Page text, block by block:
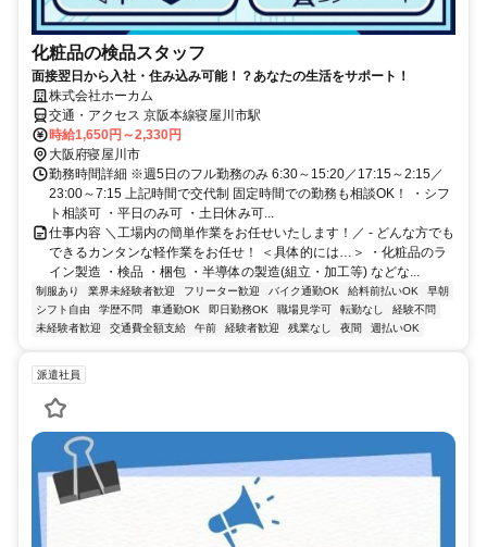
化粧品の検品スタッフ
面接翌日から入社・住み込み可能！？あなたの生活をサポート！
株式会社ホーカム
交通・アクセス 京阪本線寝屋川市駅
時給1,650円～2,330円
大阪府寝屋川市
勤務時間詳細 ※週5日のフル勤務のみ 6:30～15:20／17:15～2:15／
23:00～7:15 上記時間で交代制 固定時間での勤務も相談OK！ ・シフ
ト相談可 ・平日のみ可 ・土日休み可...
仕事内容 ＼工場内の簡単作業をお任せいたします！／ - どんな方でも
できるカンタンな軽作業をお任せ！ ＜具体的には…＞ ・化粧品のラ
イン製造 ・検品 ・梱包 ・半導体の製造(組立・加工等) などな...
制服あり 業界未経験者歓迎 フリーター歓迎 バイク通勤OK 給料前払いOK
早朝
シフト自由
学歴不問 車通勤OK 即日勤務OK 職場見学可 転勤なし
経験不問
未経験者歓迎
交通費全額支給 午前 経験者歓迎 残業なし 夜間 週払いOK
派遣社員